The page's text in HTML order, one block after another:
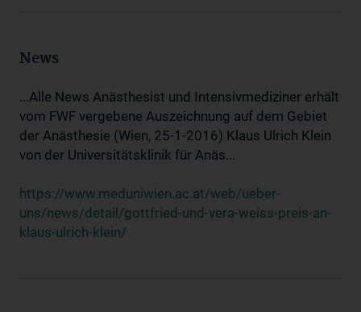
News
...Alle News Anästhesist und Intensivmediziner erhält
vom FWF vergebene Auszeichnung auf dem Gebiet
der Anästhesie (Wien, 25-1-2016) Klaus Ulrich Klein
von der Universitätsklinik für Anäs...
https://www.meduniwien.ac.at/web/ueber-
uns/news/detail/gottfried-und-vera-weiss-preis-an-
klaus-ulrich-klein/